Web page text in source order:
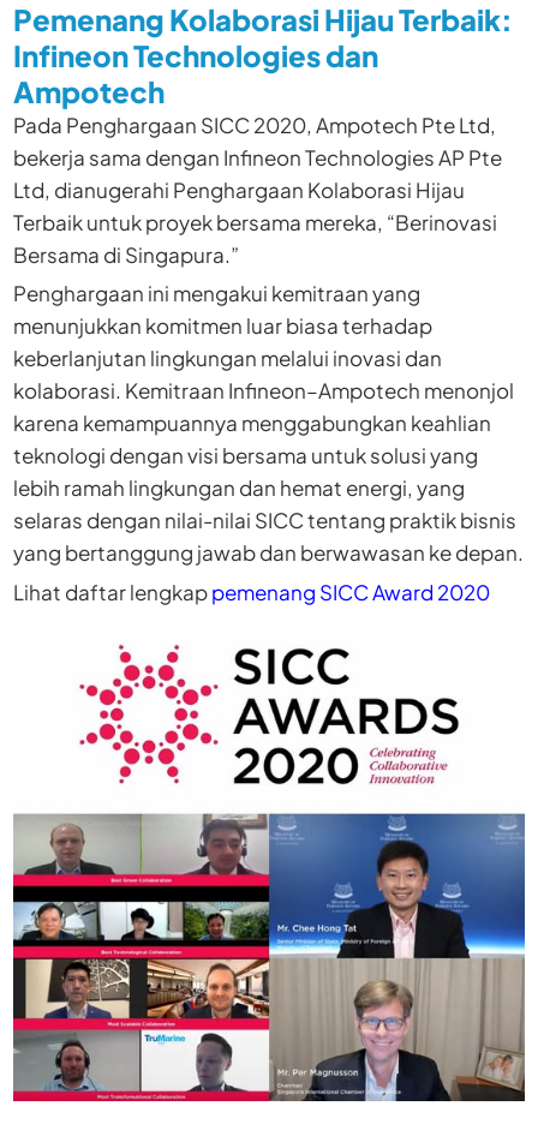
Pemenang Kolaborasi Hijau Terbaik:
Infineon Technologies dan
Ampotech
Pada Penghargaan SICC 2020, Ampotech Pte Ltd,
bekerja sama dengan Infineon Technologies AP Pte
Ltd, dianugerahi Penghargaan Kolaborasi Hijau
Terbaik untuk proyek bersama mereka, “Berinovasi
Bersama di Singapura.”
Penghargaan ini mengakui kemitraan yang
menunjukkan komitmen luar biasa terhadap
keberlanjutan lingkungan melalui inovasi dan
kolaborasi. Kemitraan Infineon–Ampotech menonjol
karena kemampuannya menggabungkan keahlian
teknologi dengan visi bersama untuk solusi yang
lebih ramah lingkungan dan hemat energi, yang
selaras dengan nilai-nilai SICC tentang praktik bisnis
yang bertanggung jawab dan berwawasan ke depan.
Lihat daftar lengkappemenang SICC Award 2020